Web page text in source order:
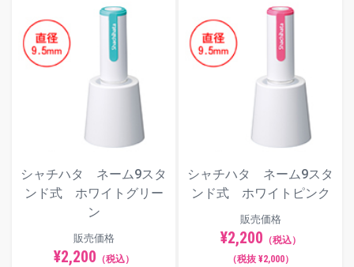
シャチハタ ネーム9スタ
ンド式 ホワイトグリー
ン
販売価格
¥2,200 （税込）
シャチハタ ネーム9スタ
ンド式 ホワイトピンク
販売価格
¥2,200 （税込）
（税抜 ¥2,000）